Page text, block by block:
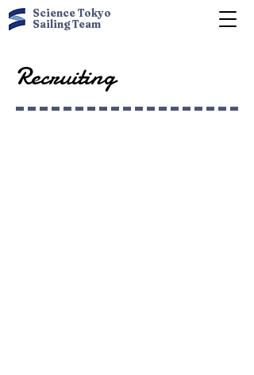
Science Tokyo
Sailing Team
Recruiting